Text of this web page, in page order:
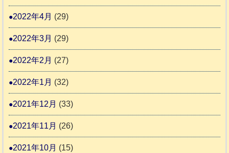
2022年4月 (29)
2022年3月 (29)
2022年2月 (27)
2022年1月 (32)
2021年12月 (33)
2021年11月 (26)
2021年10月 (15)